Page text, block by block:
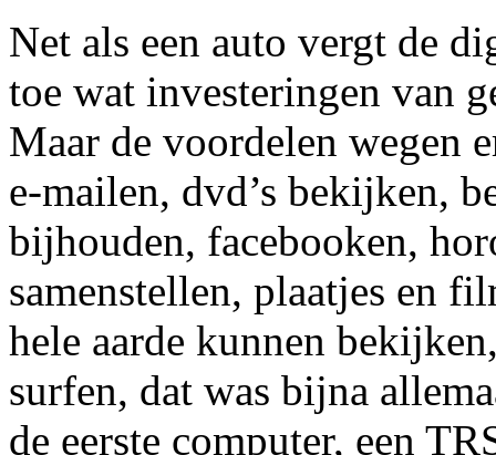
Net als een auto vergt de
toe wat investeringen van
Maar de voordelen wegen
e-mailen, dvd’s bekijken,
bijhouden, facebooken,
samenstellen, plaatjes en
hele aarde kunnen
surfen, dat was bijna
de eerste computer, een